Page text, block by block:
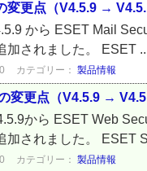
更点（V4.5.9 →
から ESET Mail
加されました。 ESET
カテゴリー： 製品情報
変更点（V4.5.9 →
から ESET Web
加されました。 ESET
カテゴリー： 製品情報